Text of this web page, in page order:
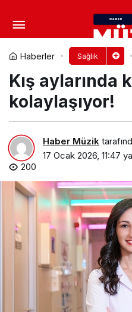
Haberler Sağlık
Kış aylarında
kolaylaşıyor!
Haber Müzik
17 Ocak 2026, 11:47
200
artıyor!Yorum Yap